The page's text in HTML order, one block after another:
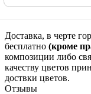
Доставка, в черте
бесплатно (кроме
композиции либо
качеству цветов
доствки цветов.
Отзывы